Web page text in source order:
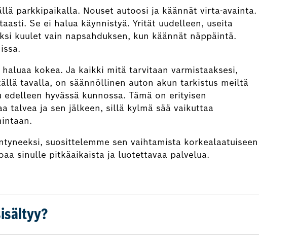
parkkipaikalla. Nouset autoosi ja käännät virta-avainta.
Se ei halua käynnistyä. Yrität uudelleen, useita
kuulet vain napsahduksen, kun käännät näppäintä.
kokea. Ja kaikki mitä tarvitaan varmistaaksesi,
tavalla, on säännöllinen auton akun tarkistus meiltä
hyvässä kunnossa. Tämä on erityisen
talvea ja sen jälkeen, sillä kylmä sää vaikuttaa
suosittelemme sen vaihtamista korkealaatuiseen
sinulle pitkäaikaista ja luotettavaa palvelua.